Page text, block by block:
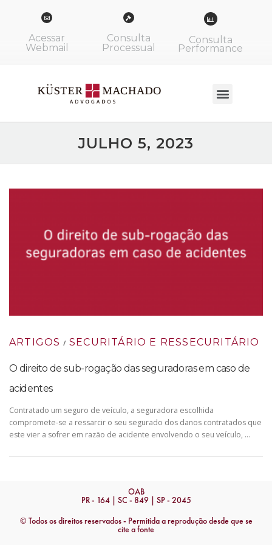
Acessar
Webmail
Consulta
Processual
Consulta
Performance
JULHO 5, 2023
ARTIGOS /SECURITÁRIO E RESSECURITÁRIO
O direito de sub-rogação das seguradoras em caso de
acidentes
Contratado um seguro de veículo, a seguradora escolhida
compromete-se a ressarcir o seu segurado dos danos contratados que
este vier a sofrer em razão de acidente envolvendo o seu veículo, …
OAB
PR - 164 | SC - 849 | SP - 2045
© Todos os direitos reservados - Permitida a reprodução desde que se
cite a fonte